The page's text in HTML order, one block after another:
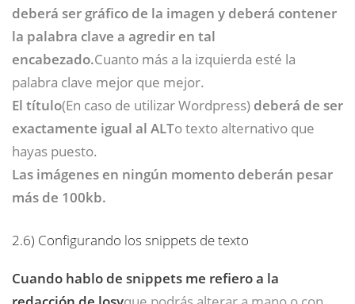
deberá ser gráfico de la imagen y deberá contener
la palabra clave a agredir en tal
encabezado.Cuanto más a la izquierda esté la
palabra clave mejor que mejor.
El título(En caso de utilizar Wordpress) deberá de ser
exactamente igual al ALTo texto alternativo que
hayas puesto.
Las imágenes en ningún momento deberán pesar
más de 100kb.
2.6) Configurando los snippets de texto
Cuando hablo de snippets me refiero a la